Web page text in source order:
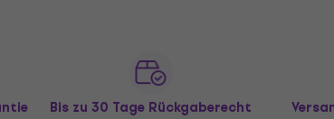
Bis zu 30 Tage Rückgaberecht